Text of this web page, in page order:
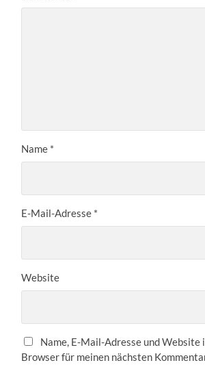
Name *
E-Mail-Adresse *
Website
Name, E-Mail-Adresse und Website
Browser für meinen nächsten